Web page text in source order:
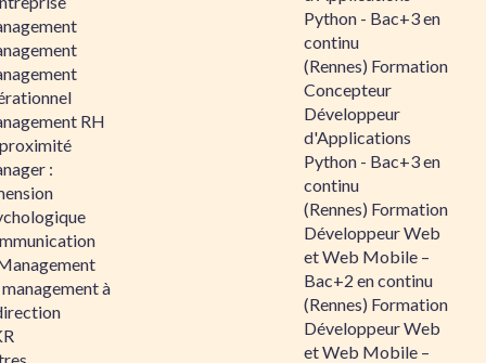
RH
:
à
Python - Bac+3 en
continu
(Rennes) Formation
Concepteur
Développeur
d'Applications
Python - Bac+3 en
continu
(Rennes) Formation
Développeur Web
et Web Mobile –
Bac+2 en continu
(Rennes) Formation
Développeur Web
et Web Mobile –